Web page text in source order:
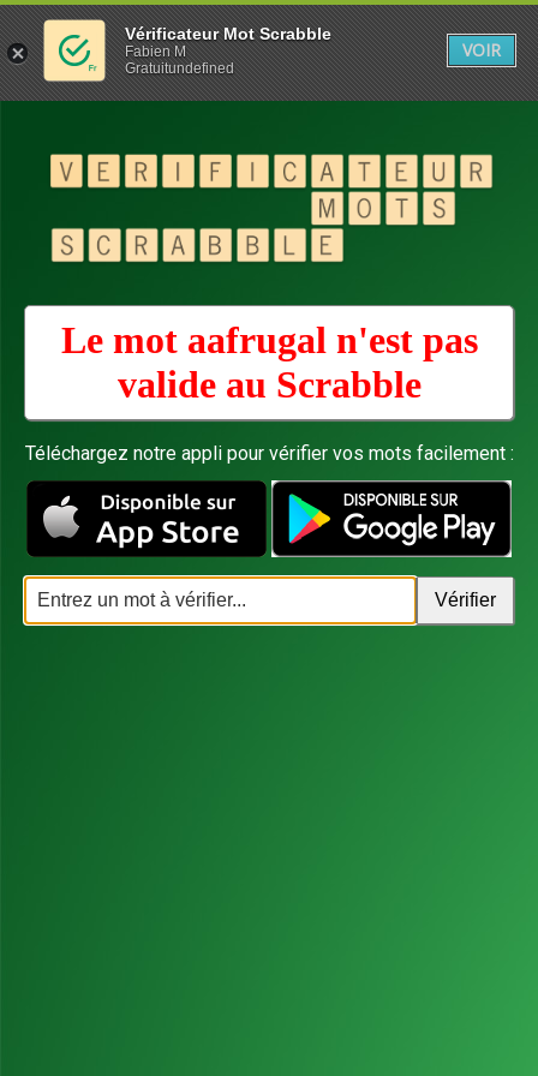
Le mot aafrugal n'est pas
valide au Scrabble
Téléchargez notre appli pour vérifier vos mots facilement :
Vérificateur Mot Scrabble
Fabien M
Gratuitundefined
VOIR